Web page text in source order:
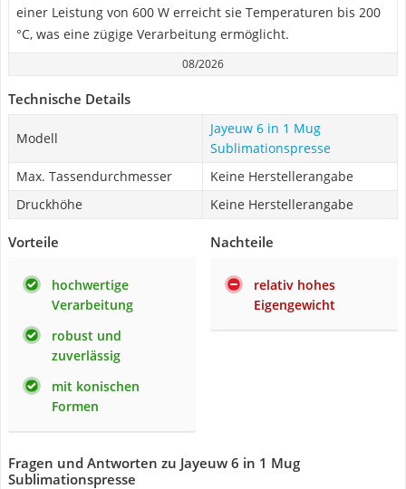
einer Leistung von 600 W erreicht sie Temperaturen bis 200
°C, was eine zügige Verarbeitung ermöglicht.
08/2026
Technische Details
Modell
Jayeuw 6 in 1 Mug
Sublimationspresse
Max. Tassendurchmesser
Keine Herstellerangabe
Druckhöhe
Keine Herstellerangabe
Vorteile
hochwertige
Verarbeitung
robust und
zuverlässig
mit konischen
Formen
Nachteile
relativ hohes
Eigengewicht
Fragen und Antworten zu Jayeuw 6 in 1 Mug
Sublimationspresse